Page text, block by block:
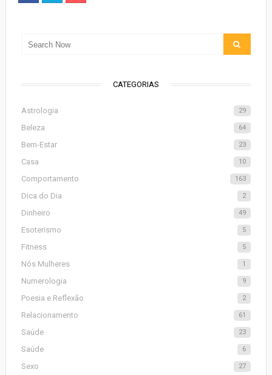
CATEGORIAS
Astrologia 29
Beleza 64
Bem-Estar 23
Casa 10
Comportamento 163
Dica do Dia 2
Dinheiro 49
Esoterismo 5
Fitness 5
Nós Mulheres 1
Numerologia 9
Poesia e Reflexão 2
Relacionamento 61
Saúde 23
Saúde 6
Sexo 27